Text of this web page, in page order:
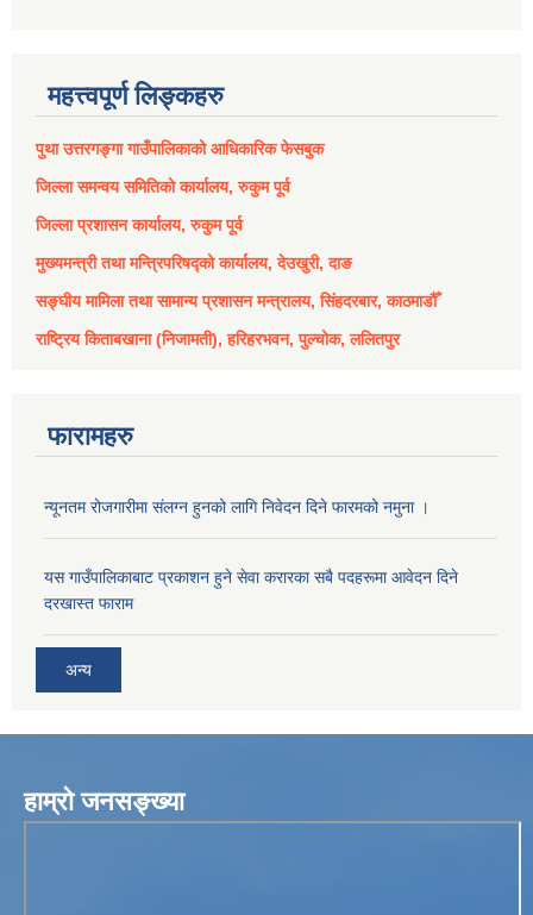
महत्त्वपूर्ण लिङ्कहरु
पुथा उत्तरगङ्गा गाउँपालिकाको आधिकारिक फेसबुक
जिल्ला समन्वय समितिको कार्यालय, रुकुम पूर्व
जिल्ला प्रशासन कार्यालय, रुकुम पूर्व
मुख्यमन्त्री तथा मन्त्रिपरिषद्को कार्यालय, देउखुरी, दाङ
सङ्घीय मामिला तथा सामान्य प्रशासन मन्त्रालय, सिंहदरबार, काठमाडौँ
राष्ट्रिय किताबखाना (निजामती), हरिहरभवन, पुल्चोक, ललितपुर
फारामहरु
न्यूनतम रोजगारीमा संलग्न हुनको लागि निवेदन दिने फारमको नमुना ।
यस गाउँपालिकाबाट प्रकाशन हुने सेवा करारका सबै पदहरूमा आवेदन दिने
दरखास्त फाराम
अन्य
हाम्रो जनसङ्ख्या